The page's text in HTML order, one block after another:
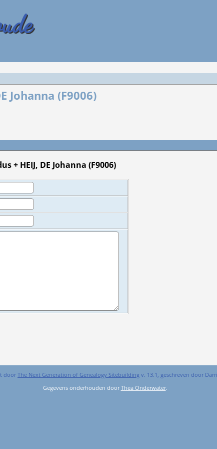
Johanna (F9006)
+ HEIJ, DE Johanna (F9006)
door The Next Generation of Genealogy Sitebuilding v. 13.1, geschreven door
Gegevens onderhouden doorThea Onderwater.